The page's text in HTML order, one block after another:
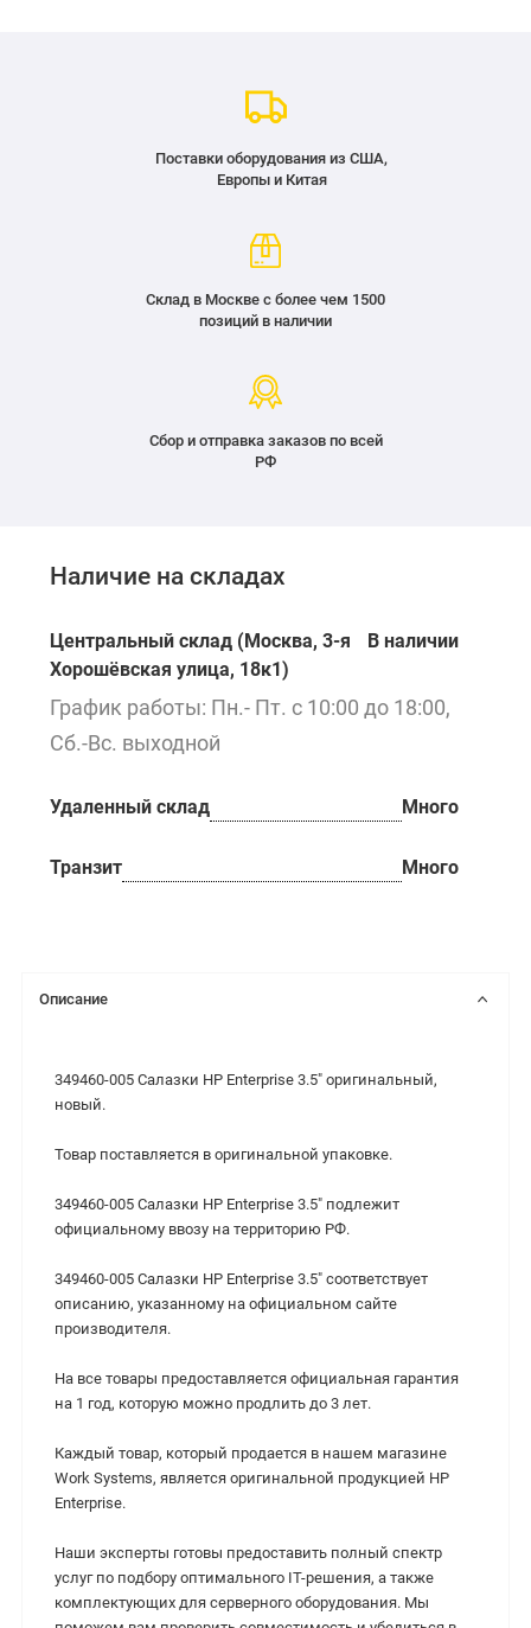
Поставки оборудования из США,
Европы и Китая
Склад в Москве с более чем 1500
позиций в наличии
Сбор и отправка заказов по всей
РФ
Наличие на складах
Центральный склад (Москва, 3-я
Хорошёвская улица, 18к1)
В наличии
График работы: Пн.- Пт. с 10:00 до 18:00,
Сб.-Вс. выходной
Удаленный склад Много
Транзит Много
Описание
349460-005 Салазки HP Enterprise 3.5" оригинальный,
новый.
Товар поставляется в оригинальной упаковке.
349460-005 Салазки HP Enterprise 3.5" подлежит
официальному ввозу на территорию РФ.
349460-005 Салазки HP Enterprise 3.5" cоответствует
описанию, указанному на официальном сайте
производителя.
На все товары предоставляется официальная гарантия
на 1 год, которую можно продлить до 3 лет.
Каждый товар, который продается в нашем магазине
Work Systems, является оригинальной продукцией HP
Enterprise.
Наши эксперты готовы предоставить полный спектр
услуг по подбору оптимального IT-решения, а также
комплектующих для серверного оборудования. Мы